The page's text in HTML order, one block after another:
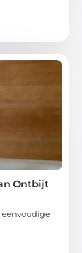
Ontbijt
eenvoudige